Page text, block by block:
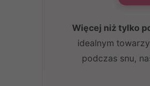
Więcej niż tylko
idealnym
podczas snu,